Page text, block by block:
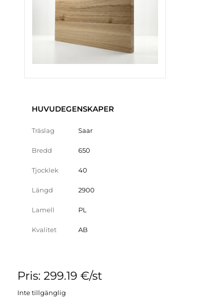
HUVUDEGENSKAPER
Träslag Saar
Bredd 650
Tjocklek 40
Längd 2900
Lamell PL
Kvalitet AB
Pris: 299.19 €/st
Inte tillgänglig